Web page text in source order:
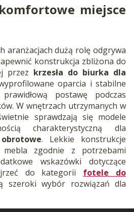
miejsce
aranżacjach dużą rolę odgrywa
konstrukcja zbliżona do
przez krzesła do biurka dla
oparcia i stabilne
postawę podczas
W wnętrzach utrzymanych w
sprawdzają się modele
charakterystyczną dla
. Lekkie konstrukcje
mebla zgodnie z potrzebami
wskazówki dotyczące
do kategorii fotele do
szeroki wybór rozwiązań dla